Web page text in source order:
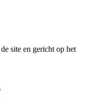
site en gericht op het